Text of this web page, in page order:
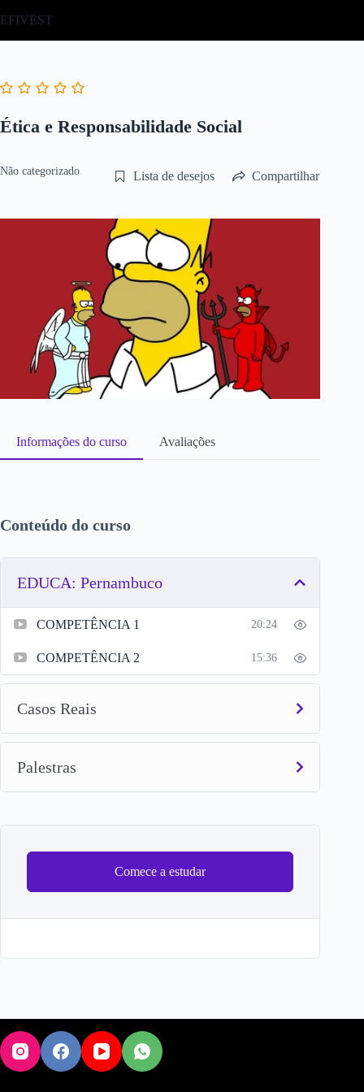
para
EFIVEST
Ética e Responsabilidade Social
Não categorizado Lista de desejos Compartilhar
Informações do curso Avaliações
Conteúdo do curso
EDUCA: Pernambuco
COMPETÊNCIA 1 20:24
COMPETÊNCIA 2 15:36
Casos Reais
Palestras
Comece a estudar